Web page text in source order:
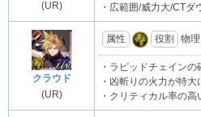
(UR)
・広範囲/威力大/CT
クラウド
(UR)
属性 役割 物
・ラピッドチェイン
・凶斬りの火力が特大
・クリティカル率の